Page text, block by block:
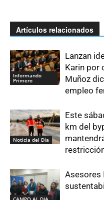
Artículos relacionados
Informando
Primero
Lanzan
Karin por
Muñoz
empleo
Noticia del Día
Este
km del
Asesores